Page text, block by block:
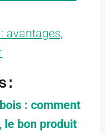
avantages,
:
: comment
le bon produit